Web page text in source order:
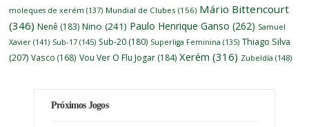
moleques de xerém (137) Mundial de Clubes (156) Mário Bittencourt
(346) Nenê (183) Nino (241) Paulo Henrique Ganso (262) Samuel
Xavier (141) Sub-17 (145) Sub-20 (180) Superliga Feminina (135) Thiago Silva
(207) Vasco (168) Vou Ver O Flu Jogar (184) Xerém (316) Zubeldía (148)
Próximos Jogos